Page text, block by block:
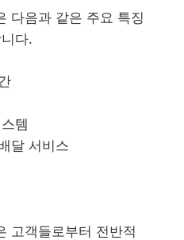
다음과 같은 주요 특징
다.
템
달 서비스
고객들로부터 전반적